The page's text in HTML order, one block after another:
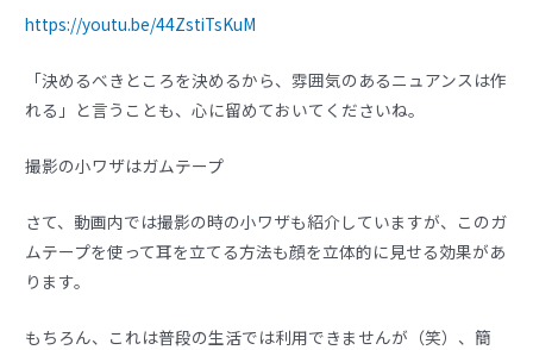
https://youtu.be/44ZstiTsKuM
「決めるべきところを決めるから、雰囲気のあるニュアンスは作
れる」と言うことも、心に留めておいてくださいね。
撮影の小ワザはガムテープ
さて、動画内では撮影の時の小ワザも紹介していますが、このガ
ムテープを使って耳を立てる方法も顔を立体的に見せる効果があ
ります。
もちろん、これは普段の生活では利用できませんが（笑）、簡